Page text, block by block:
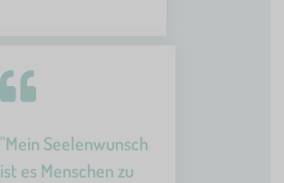
"Mein Seelenwunsch
ist es Menschen zu